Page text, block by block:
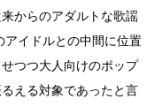
からのアダルトな歌謡
アイドルとの中間に位置
つつ大人向けのポップ
える対象であったと言